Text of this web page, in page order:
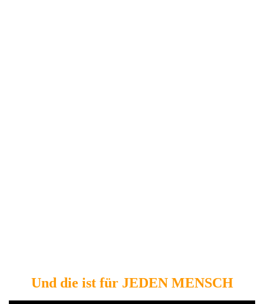
Und die ist für JEDEN MENSCH